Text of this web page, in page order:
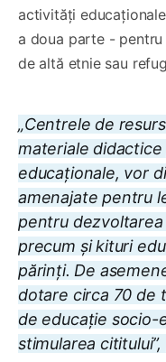
activități
a doua parte -
de altă etnie sau
„Centrele de
materiale
educaționale, vor
amenajate pentru
pentru
precum și kituri
părinți. De
dotare circa 70 de
de educație socio-
stimularea cititului”,